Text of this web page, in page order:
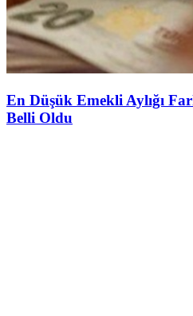
En Düşük Emekli Aylığı
Belli Oldu